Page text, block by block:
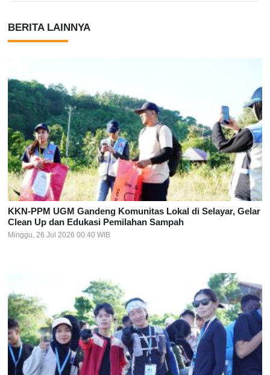
BERITA LAINNYA
KKN-PPM UGM Gandeng Komunitas Lokal di Selayar, Gelar
Clean Up dan Edukasi Pemilahan Sampah
Minggu, 26 Jul 2026 00:40 WIB